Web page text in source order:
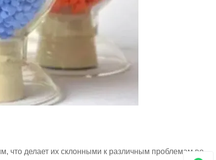
что делает их склонными к различным проблемам во